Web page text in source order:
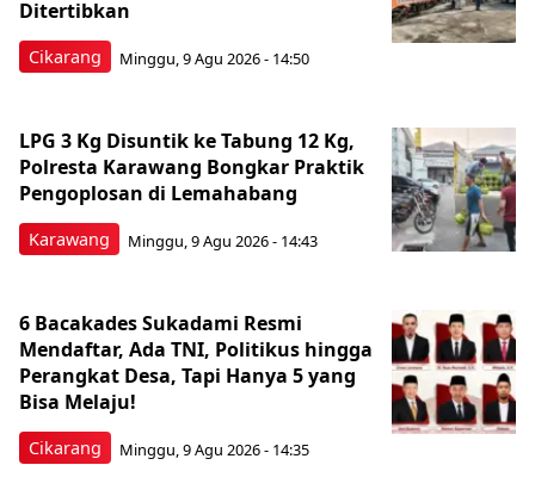
Cikarang
Ditertibkan
Minggu, 9 Agu 2026 - 14:50
Karawang
LPG 3 Kg Disuntik ke Tabung 12 Kg,
Polresta Karawang Bongkar Praktik
Pengoplosan di Lemahabang
Minggu, 9 Agu 2026 - 14:43
Cikarang
6 Bacakades Sukadami Resmi
Mendaftar, Ada TNI, Politikus hingga
Perangkat Desa, Tapi Hanya 5 yang
Bisa Melaju!
Minggu, 9 Agu 2026 - 14:35